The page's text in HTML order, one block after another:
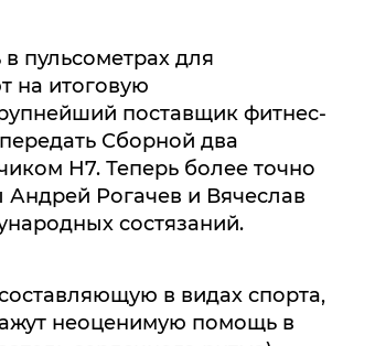
пульсометрах для
на итоговую
поставщик фитнес-
Сборной два
H7. Теперь более точно
Рогачев и Вячеслав
состязаний.
в видах спорта,
неоценимую помощь в